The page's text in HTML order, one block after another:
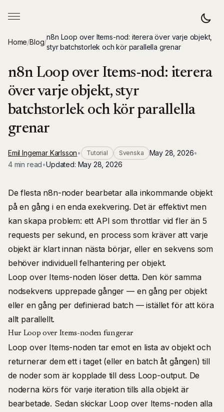
Home/Blog/
n8n Loop over Items-nod: iterera över varje objekt,
styr batchstorlek och kör parallella grenar
n8n Loop over Items-nod: iterera
över varje objekt, styr
batchstorlek och kör parallella
grenar
Emil Ingemar Karlsson• Tutorial Svenska May 28, 2026•
4 min read•Updated: May 28, 2026
De flesta n8n-noder bearbetar alla inkommande objekt
på en gång i en enda exekvering. Det är effektivt men
kan skapa problem: ett API som throttlar vid fler än 5
requests per sekund, en process som kräver att varje
objekt är klart innan nästa börjar, eller en sekvens som
behöver individuell felhantering per objekt.
Loop over Items-noden löser detta. Den kör samma
nodsekvens upprepade gånger — en gång per objekt
eller en gång per definierad batch — istället för att köra
allt parallellt.
Hur Loop over Items-noden fungerar
Loop over Items-noden tar emot en lista av objekt och
returnerar dem ett i taget (eller en batch åt gången) till
de noder som är kopplade till dess Loop-output. De
noderna körs för varje iteration tills alla objekt är
bearbetade. Sedan skickar Loop over Items-noden alla